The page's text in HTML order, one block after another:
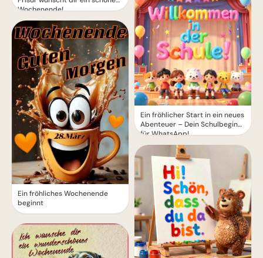
Wochenende!
Ein fröhliches Wochenende
beginnt
Ein fröhlicher Start in ein neues
Abenteuer – Dein Schulbeginn
für WhatsApp!